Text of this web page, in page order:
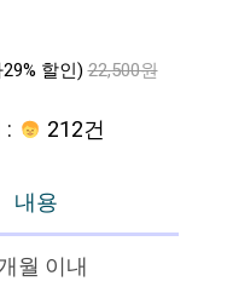
할인) 22,500원
: 212건
내용
월 이내